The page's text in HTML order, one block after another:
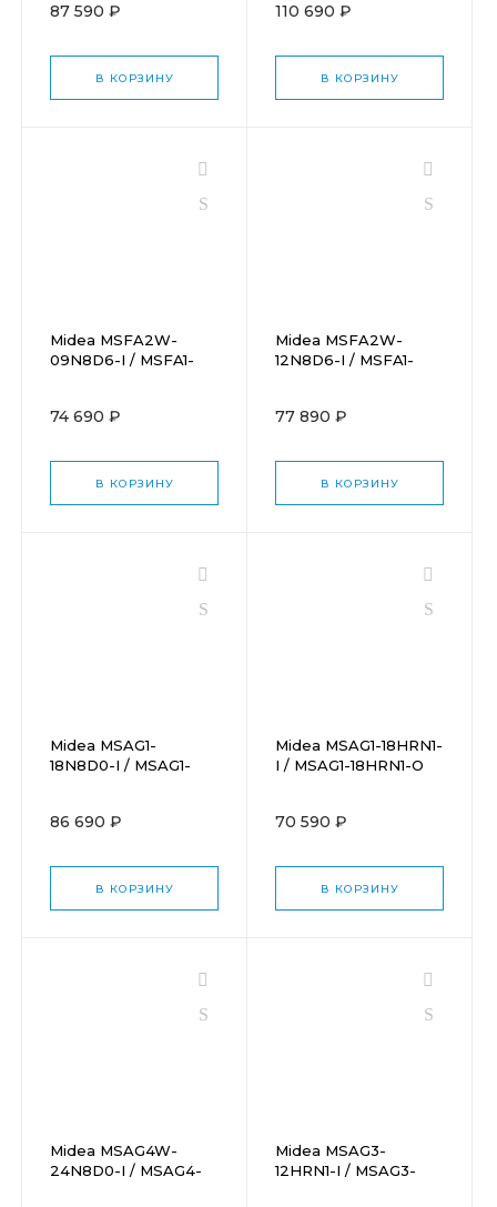
87 590 ₽
В КОРЗИНУ
110 690 ₽
В КОРЗИНУ
Midea MSFA2W-
09N8D6-I / MSFA1-
74 690 ₽
В КОРЗИНУ
Midea MSFA2W-
12N8D6-I / MSFA1-
77 890 ₽
В КОРЗИНУ
Midea MSAG1-
18N8D0-I / MSAG1-
86 690 ₽
В КОРЗИНУ
Midea MSAG1-18HRN1-
I / MSAG1-18HRN1-O
70 590 ₽
В КОРЗИНУ
Midea MSAG4W-
24N8D0-I / MSAG4-
Midea MSAG3-
12HRN1-I / MSAG3-